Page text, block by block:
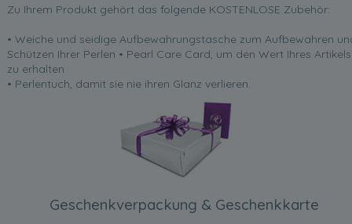
Zu Ihrem Produkt gehört das folgende KOSTENLOSE Zubehör:
• Weiche und seidige Aufbewahrungstasche zum Aufbewahren
Schützen Ihrer Perlen • Pearl Care Card, um den Wert Ihres Artikels
zu erhalten
• Perlentuch, damit sie nie ihren Glanz verlieren.
Geschenkverpackung & Geschenkkarte